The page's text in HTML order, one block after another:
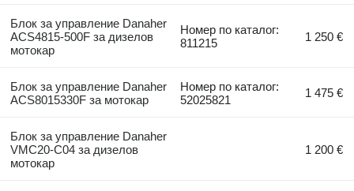
Блок за управление Danaher
ACS4815-500F за дизелов
мотокар
Номер по каталог:
811215
1 250 €
Блок за управление Danaher
ACS8015330F за мотокар
Номер по каталог:
52025821
1 475 €
Блок за управление Danaher
VMC20-C04 за дизелов
мотокар
1 200 €